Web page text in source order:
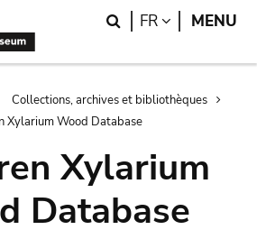
Search
FR LANGUAGE
MENU
Collections, archives et bibliothèques
Xylarium Wood Database
Xylarium
Database